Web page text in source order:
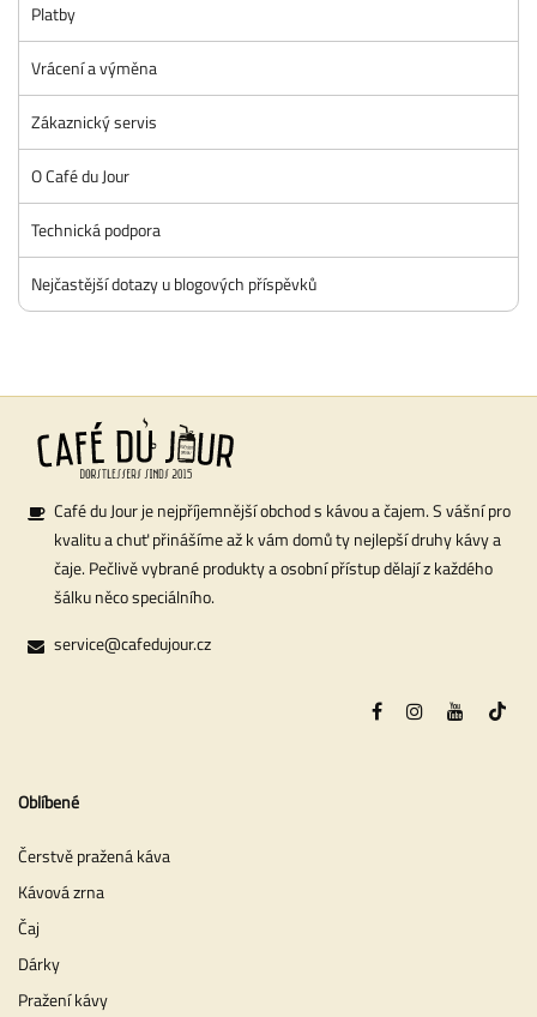
Platby
Vrácení a výměna
Zákaznický servis
O Café du Jour
Technická podpora
Nejčastější dotazy u blogových příspěvků
Café du Jour je nejpříjemnější obchod s kávou a čajem. S vášní pro
kvalitu a chuť přinášíme až k vám domů ty nejlepší druhy kávy a
čaje. Pečlivě vybrané produkty a osobní přístup dělají z každého
šálku něco speciálního.
service@cafedujour.cz
Oblíbené
Čerstvě pražená káva
Kávová zrna
Čaj
Dárky
Pražení kávy